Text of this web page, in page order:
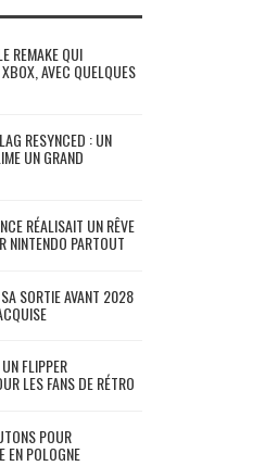
REMAKE QUI
AVEC QUELQUES
RESYNCED : UN
UN GRAND
RÉALISAIT UN RÊVE
NINTENDO PARTOUT
SORTIE AVANT 2028
FLIPPER
LES FANS DE RÉTRO
POUR
EN POLOGNE